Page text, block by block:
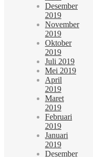
Desember
2019
November
2019
Oktober
2019
Juli 2019
Mei 2019
April
2019
Maret
2019
Februari
2019
Januari
2019
Desember